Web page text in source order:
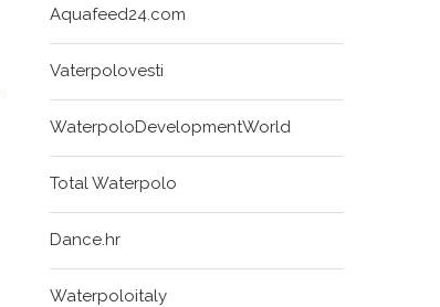
Aquafeed24.com
Vaterpolovesti
WaterpoloDevelopmentWorld
Total Waterpolo
Dance.hr
Waterpoloitaly